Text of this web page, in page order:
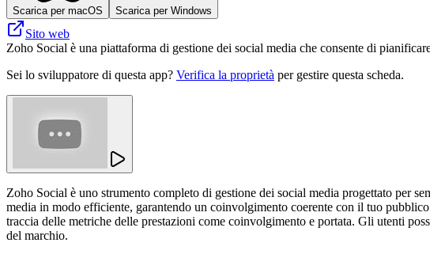
Scarica per macOS Scarica per Windows
Sito web
Zoho Social è una piattaforma di gestione dei social media che consente di
Sei lo sviluppatore di questa app? Verifica la proprietà per gestire questa scheda.
Zoho Social è uno strumento completo di gestione dei social media progettato per
media in modo efficiente, garantendo un coinvolgimento coerente con il tuo
traccia delle metriche delle prestazioni come coinvolgimento e portata. Gli utenti
del marchio.